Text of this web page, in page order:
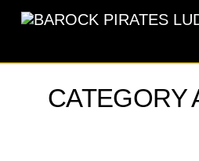
CATEGORY